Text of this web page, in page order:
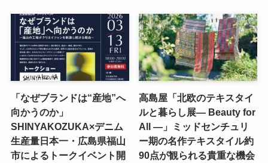
「なぜブランドは“産地”へ
向かうのか」
SHINYAKOZUKA×デニム
生産量日本一・広島県福山
市によるトークイベント開
高島屋「北欧のテキスタイ
ルと暮らし展― Beauty for
All ―」ミッドセンチュリ
ー期の名作テキスタイル約
90点が観られる貴重な機会